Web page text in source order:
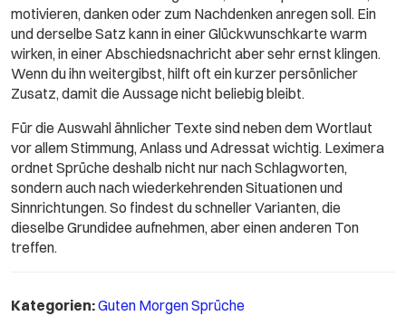
motivieren, danken oder zum Nachdenken anregen soll. Ein
und derselbe Satz kann in einer Glückwunschkarte warm
wirken, in einer Abschiedsnachricht aber sehr ernst klingen.
Wenn du ihn weitergibst, hilft oft ein kurzer persönlicher
Zusatz, damit die Aussage nicht beliebig bleibt.
Für die Auswahl ähnlicher Texte sind neben dem Wortlaut
vor allem Stimmung, Anlass und Adressat wichtig. Leximera
ordnet Sprüche deshalb nicht nur nach Schlagworten,
sondern auch nach wiederkehrenden Situationen und
Sinnrichtungen. So findest du schneller Varianten, die
dieselbe Grundidee aufnehmen, aber einen anderen Ton
treffen.
Kategorien:Guten Morgen Sprüche